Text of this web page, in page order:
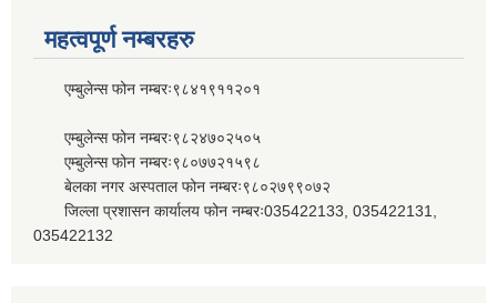
महत्वपूर्ण नम्बरहरु
एम्बुलेन्स फोन नम्बरः९८४१९११२०१
एम्बुलेन्स फोन नम्बरः९८२४७०२५०५
एम्बुलेन्स फोन नम्बरः९८०७७२१५९८
बेलका नगर अस्पताल फोन नम्बरः९८०२७९९०७२
जिल्ला प्रशासन कार्यालय फोन नम्बरः035422133, 035422131,
035422132